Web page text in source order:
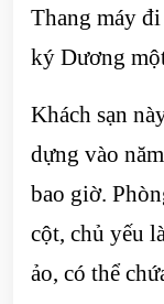
Thang máy
ký Dương
Khách sạn
dựng vào
bao giờ.
cột, chủ yếu
ảo, có thể